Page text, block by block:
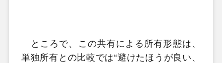
ところで、この共有による所有形態は、
単独所有との比較では“避けたほうが良い、